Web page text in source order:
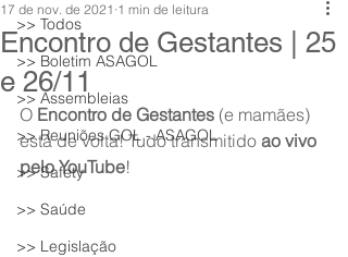
>> Todos
>> Boletim ASAGOL
>> Assembleias
>> Reuniões GOL - ASAGOL
>> Safety
>> Saúde
>> Legislação
Encontro de Gestantes | 25
e 26/11
17 de nov. de 2021 1 min de leitura
O Encontro de Gestantes (e mamães)
está de volta! Tudo transmitido ao vivo
pelo YouTube!